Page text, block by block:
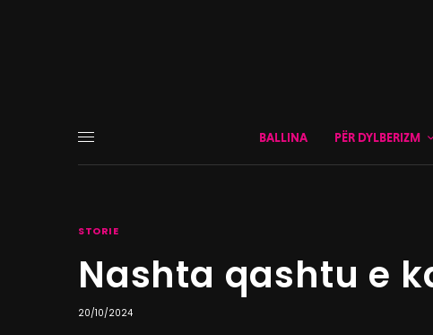
BALLINA PËR DYLBERIZM
STORIE
Nashta qashtu e
20/10/2024